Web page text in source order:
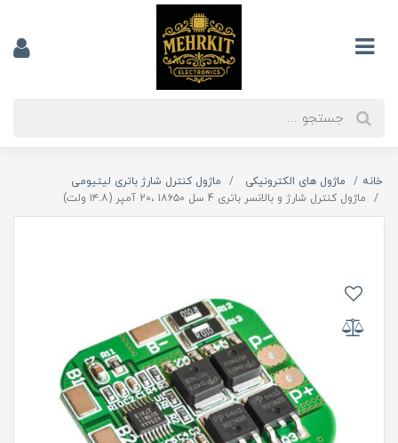
خانه ماژول های الکترونیکی
ماژول کنترل شارژ باتری لیتیومی
ماژول کنترل شارژ و بالانسر باتری 4 سل ۱۸۶۵۰ ،2۰ آمپر (۱۴.۸ ولت)